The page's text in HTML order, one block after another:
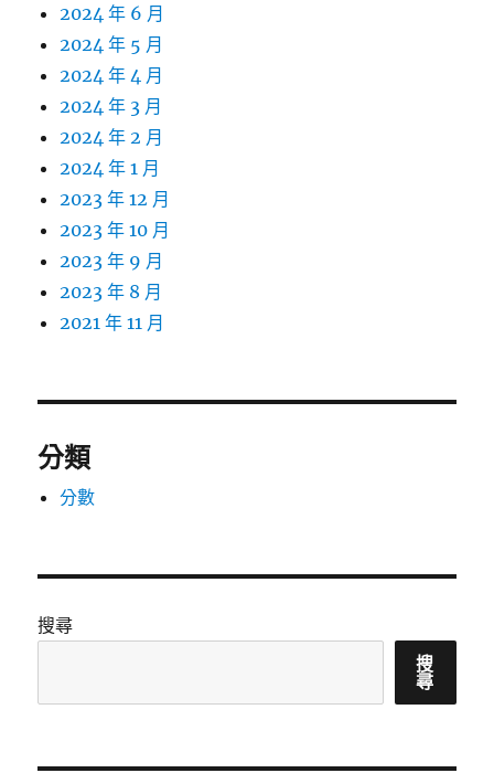
2024 年 6 月
2024 年 5 月
2024 年 4 月
2024 年 3 月
2024 年 2 月
2024 年 1 月
2023 年 12 月
2023 年 10 月
2023 年 9 月
2023 年 8 月
2021 年 11 月
分類
分數
搜尋
搜
尋